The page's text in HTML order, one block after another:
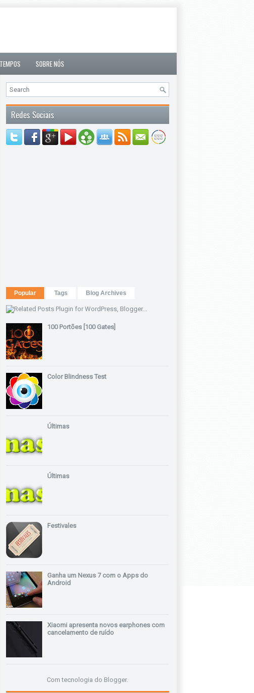
SOBRE NÓS
Redes Sociais
Popular Tags Blog Archives
100 Portões [100 Gates]
Color Blindness Test
Últimas
Últimas
Festivales
Ganha um Nexus 7 com o Apps do
Android
Xiaomi apresenta novos earphones com
cancelamento de ruído
Com tecnologia do Blogger.